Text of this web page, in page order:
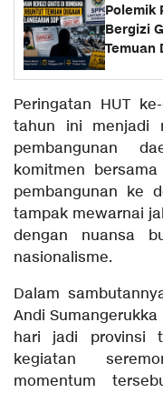
Polemik
Bergizi
Temuan
Peringatan HUT
tahun ini menjadi
pembangunan
komitmen
pembangunan ke
tampak mewarnai
dengan nuansa
nasionalisme.
Dalam
Andi
hari jadi provinsi
kegiatan
momentum